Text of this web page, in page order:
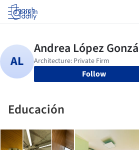
Log in
Follow
Educación